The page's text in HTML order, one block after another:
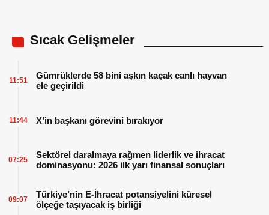
Sıcak Gelişmeler
Gümrüklerde 58 bini aşkın kaçak canlı hayvan
ele geçirildi
11:51
X’in başkanı görevini bırakıyor
11:44
Sektörel daralmaya rağmen liderlik ve ihracat
dominasyonu: 2026 ilk yarı finansal sonuçları
07:25
Türkiye’nin E-İhracat potansiyelini küresel
ölçeğe taşıyacak iş birliği
09:07